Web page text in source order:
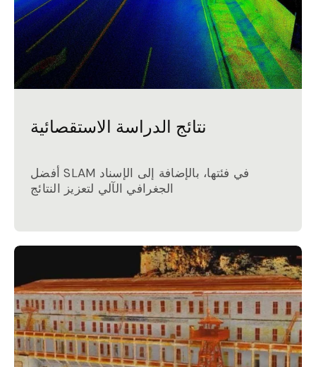
نتائج الدراسة الاستقصائية
أفضل SLAM في فئتها، بالإضافة إلى الإسناد
الجغرافي الآلي لتعزيز النتائج